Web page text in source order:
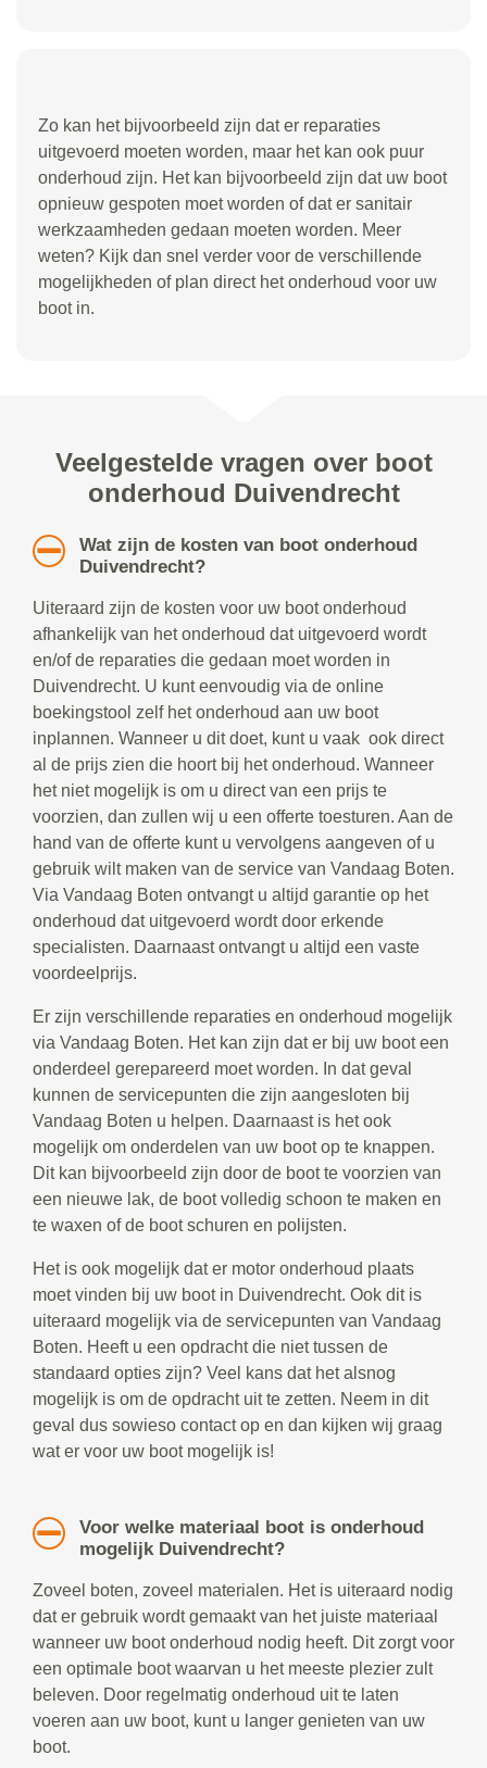
Zo kan het bijvoorbeeld zijn dat er reparaties
uitgevoerd moeten worden, maar het kan ook puur
onderhoud zijn. Het kan bijvoorbeeld zijn dat uw boot
opnieuw gespoten moet worden of dat er sanitair
werkzaamheden gedaan moeten worden. Meer
weten? Kijk dan snel verder voor de verschillende
mogelijkheden of plan direct het onderhoud voor uw
boot in.
Veelgestelde vragen over boot
onderhoud Duivendrecht
Wat zijn de kosten van boot onderhoud
Duivendrecht?
Uiteraard zijn de kosten voor uw boot onderhoud
afhankelijk van het onderhoud dat uitgevoerd wordt
en/of de reparaties die gedaan moet worden in
Duivendrecht. U kunt eenvoudig via de online
boekingstool zelf het onderhoud aan uw boot
inplannen. Wanneer u dit doet, kunt u vaak ook direct
al de prijs zien die hoort bij het onderhoud. Wanneer
het niet mogelijk is om u direct van een prijs te
voorzien, dan zullen wij u een offerte toesturen. Aan de
hand van de offerte kunt u vervolgens aangeven of u
gebruik wilt maken van de service van Vandaag Boten.
Via Vandaag Boten ontvangt u altijd garantie op het
onderhoud dat uitgevoerd wordt door erkende
specialisten. Daarnaast ontvangt u altijd een vaste
voordeelprijs.
Er zijn verschillende reparaties en onderhoud mogelijk
via Vandaag Boten. Het kan zijn dat er bij uw boot een
onderdeel gerepareerd moet worden. In dat geval
kunnen de servicepunten die zijn aangesloten bij
Vandaag Boten u helpen. Daarnaast is het ook
mogelijk om onderdelen van uw boot op te knappen.
Dit kan bijvoorbeeld zijn door de boot te voorzien van
een nieuwe lak, de boot volledig schoon te maken en
te waxen of de boot schuren en polijsten.
Het is ook mogelijk dat er motor onderhoud plaats
moet vinden bij uw boot in Duivendrecht. Ook dit is
uiteraard mogelijk via de servicepunten van Vandaag
Boten. Heeft u een opdracht die niet tussen de
standaard opties zijn? Veel kans dat het alsnog
mogelijk is om de opdracht uit te zetten. Neem in dit
geval dus sowieso contact op en dan kijken wij graag
wat er voor uw boot mogelijk is!
Voor welke materiaal boot is onderhoud
mogelijk Duivendrecht?
Zoveel boten, zoveel materialen. Het is uiteraard nodig
dat er gebruik wordt gemaakt van het juiste materiaal
wanneer uw boot onderhoud nodig heeft. Dit zorgt voor
een optimale boot waarvan u het meeste plezier zult
beleven. Door regelmatig onderhoud uit te laten
voeren aan uw boot, kunt u langer genieten van uw
boot.